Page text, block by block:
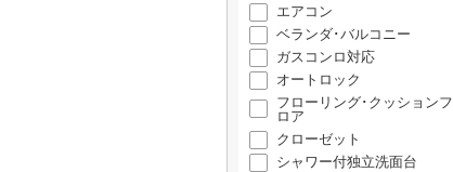
エアコン
ベランダ･バルコニー
ガスコンロ対応
オートロック
フローリング･クッションフ
ロア
クローゼット
シャワー付独立洗面台